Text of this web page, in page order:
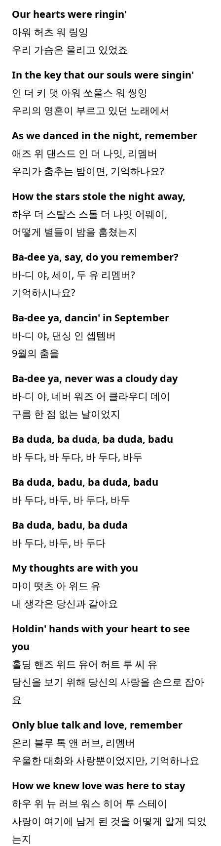
Our hearts were ringin'
아워 허츠 워 링잉
우리 가슴은 울리고 있었죠
In the key that our souls were singin'
인 더 키 댓 아워 쏘울스 워 씽잉
우리의 영혼이 부르고 있던 노래에서
As we danced in the night, remember
애즈 위 댄스드 인 더 나잇, 리멤버
우리가 춤추는 밤이면, 기억하나요?
How the stars stole the night away,
하우 더 스탈스 스톨 더 나잇 어웨이,
어떻게 별들이 밤을 훔쳤는지
Ba-dee ya, say, do you remember?
바-디 야, 세이, 두 유 리멤버?
기억하시나요?
Ba-dee ya, dancin' in September
바-디 야, 댄싱 인 셉템버
9월의 춤을
Ba-dee ya, never was a cloudy day
바-디 야, 네버 워즈 어 클라우디 데이
구름 한 점 없는 날이었지
Ba duda, ba duda, ba duda, badu
바 두다, 바 두다, 바 두다, 바두
Ba duda, badu, ba duda, badu
바 두다, 바두, 바 두다, 바두
Ba duda, badu, ba duda
바 두다, 바두, 바 두다
My thoughts are with you
마이 떳츠 아 위드 유
내 생각은 당신과 같아요
Holdin' hands with your heart to see
you
홀딩 핸즈 위드 유어 허트 투 씨 유
당신을 보기 위해 당신의 사랑을 손으로 잡아
요
Only blue talk and love, remember
온리 블루 톡 앤 러브, 리멤버
우울한 대화와 사랑뿐이었지만, 기억하나요
How we knew love was here to stay
하우 위 뉴 러브 워스 히어 투 스테이
사랑이 여기에 남게 된 것을 어떻게 알게 되었
는지